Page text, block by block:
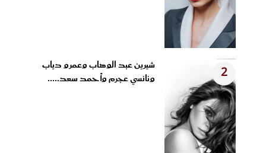
2
شيرين عبد الوهاب وعمرو دياب
ونانسي عجرم وأحمد سعد.....